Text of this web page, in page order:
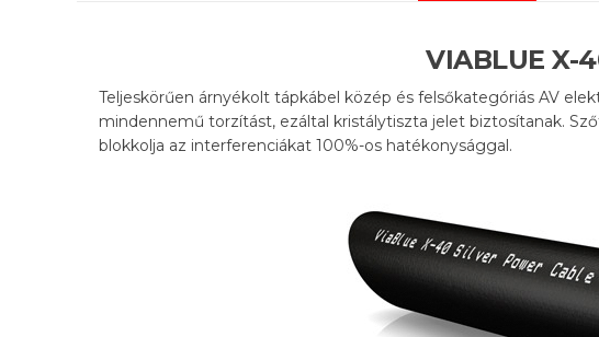
VIABLUE X-
Teljeskörűen árnyékolt tápkábel közép és felsőkategóriás AV
mindennemű torzítást, ezáltal kristálytiszta jelet biztosítanak.
blokkolja az interferenciákat 100%-os hatékonysággal.